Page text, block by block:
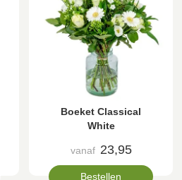
Boeket Classical
White
vanaf 23,95
Bestellen